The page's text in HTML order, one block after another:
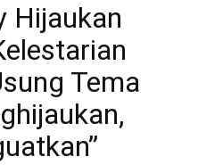
Hijaukan
Tema